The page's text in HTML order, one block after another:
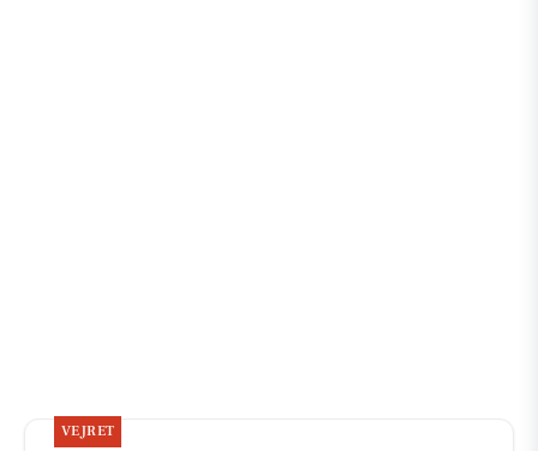
VEJRET